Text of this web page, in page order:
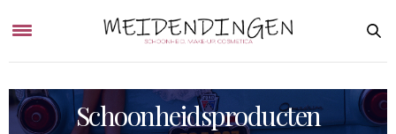
Schoonheidsproducten